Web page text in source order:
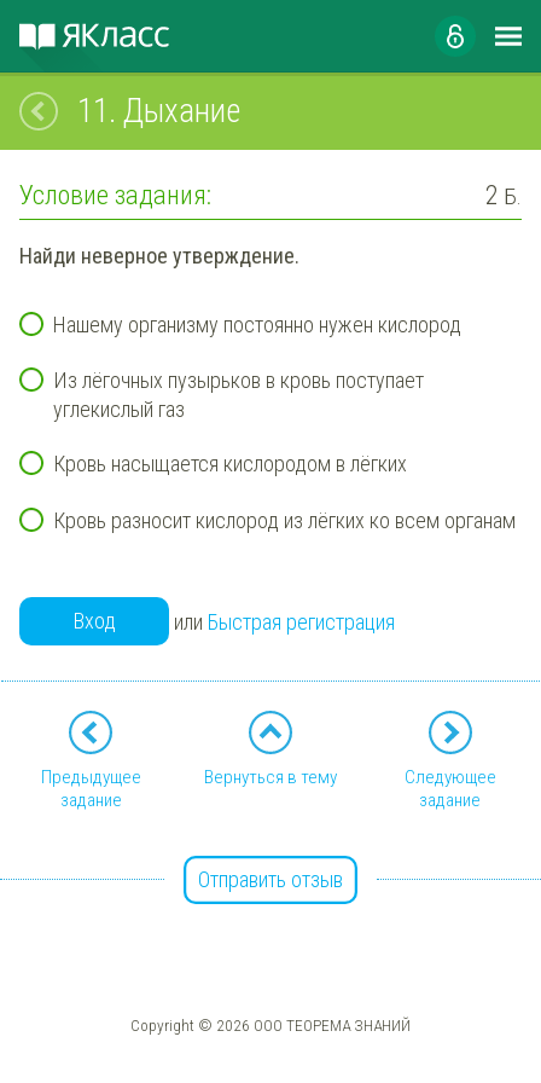
11. Дыхание
Условие задания: 2 Б.
Найди неверное утверждение.
Нашему организму постоянно нужен кислород
Из лёгочных пузырьков в кровь поступает
углекислый газ
Кровь насыщается кислородом в лёгких
Кровь разносит кислород из лёгких ко всем органам
Вход или Быстрая регистрация
Предыдущее
задание
Вернуться в тему
Следующее
задание
Отправить отзыв
Copyright © 2026 ООО ТЕОРЕМА ЗНАНИЙ